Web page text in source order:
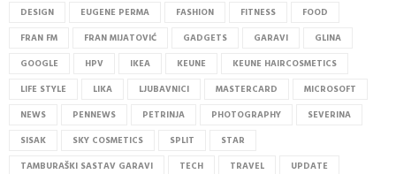
DESIGN
EUGENE PERMA FASHION FITNESS
FOOD
FRAN FM
FRAN MIJATOVIĆ GADGETS GARAVI
GLINA
GOOGLE
HPV IKEA KEUNE
KEUNE HAIRCOSMETICS
LIFE STYLE
LIKA LJUBAVNICI MASTERCARD
MICROSOFT
NEWS
PENNEWS PETRINJA PHOTOGRAPHY
SEVERINA
SISAK
SKY COSMETICS SPLIT
STAR
TAMBURAŠKI SASTAV GARAVI
TECH TRAVEL
UPDATE